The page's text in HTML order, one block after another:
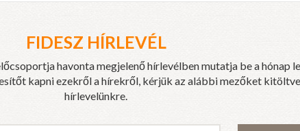
FIDESZ HÍRLEVÉL
havonta megjelenő hírlevélben mutatja be a hónap
kapni ezekről a hírekről, kérjük az alábbi mezőket
hírlevelünkre.